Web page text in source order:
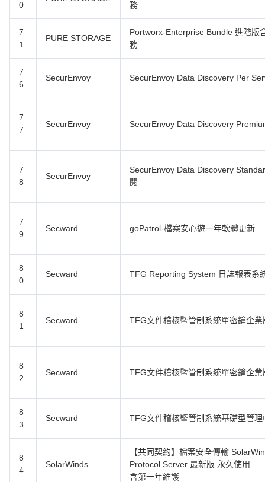
0
務
7
1
PURE STORAGE
Portworx-Enterprise Bundle 進階版
務
7
6
SecurEnvoy SecurEnvoy Data Discovery Per
7
7
SecurEnvoy SecurEnvoy Data Discovery
7
8
SecurEnvoy
SecurEnvoy Data Discovery
閱
7
9
Secward goPatrol-檔案安心遊一年軟體更新
8
0
Secward TFG Reporting System 日誌報表系
8
1
Secward TFG文件稽核暨管制系統單密鑰企
8
2
Secward TFG文件稽核暨管制系統單密鑰企
8
3
Secward TFG文件稽核暨管制系統基礎型管
8
4
SolarWinds
【共同契約】檔案安全傳輸
Protocol Server 最新版 永久使用
含第一年維護